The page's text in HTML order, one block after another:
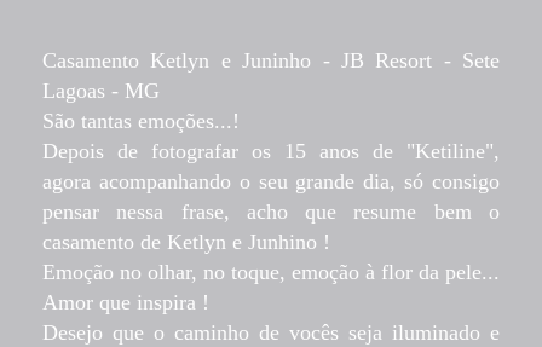
Casamento Ketlyn e Juninho - JB Resort - Sete
Lagoas - MG
São tantas emoções...!
Depois de fotografar os 15 anos de "Ketiline",
agora acompanhando o seu grande dia, só consigo
pensar nessa frase, acho que resume bem o
casamento de Ketlyn e Junhino !
Emoção no olhar, no toque, emoção à flor da pele...
Amor que inspira !
Desejo que o caminho de vocês seja iluminado e